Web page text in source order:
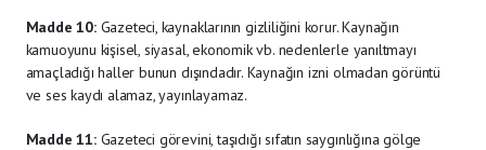
Madde 10:Gazeteci, kaynaklarının gizliliğini korur. Kaynağın
kamuoyunu kişisel, siyasal, ekonomik vb. nedenlerle yanıltmayı
amaçladığı haller bunun dışındadır. Kaynağın izni olmadan görüntü
ve ses kaydı alamaz, yayınlayamaz.
Madde 11:Gazeteci görevini, taşıdığı sıfatın saygınlığına gölge